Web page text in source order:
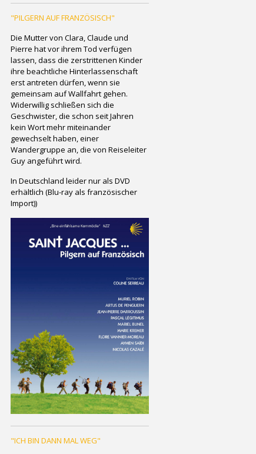
"PILGERN AUF FRANZÖSISCH"
Die Mutter von Clara, Claude und
Pierre hat vor ihrem Tod verfügen
lassen, dass die zerstrittenen Kinder
ihre beachtliche Hinterlassenschaft
erst antreten dürfen, wenn sie
gemeinsam auf Wallfahrt gehen.
Widerwillig schließen sich die
Geschwister, die schon seit Jahren
kein Wort mehr miteinander
gewechselt haben, einer
Wandergruppe an, die von Reiseleiter
Guy angeführt wird.
In Deutschland leider nur als DVD
erhältlich (Blu-ray als französischer
Import))
"ICH BIN DANN MAL WEG"